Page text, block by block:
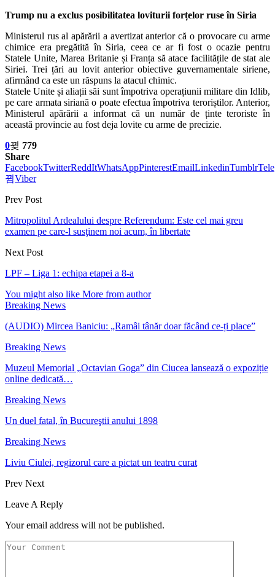
Trump nu a exclus posibilitatea loviturii forțelor ruse în Siria
Ministerul rus al apărării a avertizat anterior că o provocare cu arme
chimice era pregătită în Siria, ceea ce ar fi fost o ocazie pentru
Statele Unite, Marea Britanie și Franța să atace facilitățile de stat ale
Siriei. Trei țări au lovit anterior obiective guvernamentale siriene,
afirmând ca este un răspuns la atacul chimic.
Statele Unite și aliații săi sunt împotriva operațiunii militare din Idlib,
pe care armata siriană o poate efectua împotriva teroriștilor. Anterior,
Ministerul apărării a informat că un număr de ținte teroriste în
această provincie au fost deja lovite cu arme de precizie.
0
779
Share
FacebookTwitterReddItWhatsAppPinterestEmailLinkedinTumblr
Viber
Prev Post
Mitropolitul Ardealului despre Referendum: Este cel mai greu
examen pe care-l susţinem noi acum, în libertate
Next Post
LPF – Liga 1: echipa etapei a 8-a
You might also like More from author
Breaking News
(AUDIO) Mircea Baniciu: „Ramâi tânăr doar făcând ce-ți place”
Breaking News
Muzeul Memorial „Octavian Goga” din Ciucea lansează o expoziție
online dedicată…
Breaking News
Un duel fatal, în Bucureştii anului 1898
Breaking News
Liviu Ciulei, regizorul care a pictat un teatru curat
Prev Next
Leave A Reply
Your email address will not be published.